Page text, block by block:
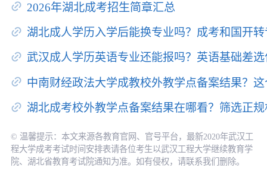
2026年湖北成考招生简章汇总
湖北成人学历入学后能换专业吗？成考和国开
武汉成人学历英语专业还能报吗？英语基础差
中南财经政法大学成教校外教学点备案结果？
湖北成考校外教学点备案结果在哪看？筛选正
© 温馨提示：本文来源各教育官网、官号平台，最新2020年武汉工
程大学成考考试时间安排表请各位考生以武汉工程大学继续教育学
院、湖北省教育考试院通知为准。如有侵权，请联系我们删除。